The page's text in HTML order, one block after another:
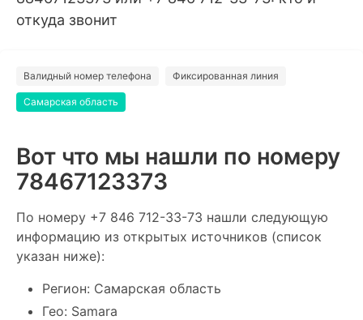
откуда звонит
Валидный номер телефона Фиксированная линия
Самарская область
Вот что мы нашли по номеру
78467123373
По номеру +7 846 712-33-73 нашли следующую
информацию из открытых источников (список
указан ниже):
Регион: Самарская область
Гео: Samara